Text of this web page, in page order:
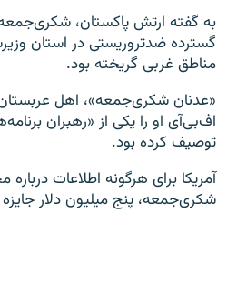
زبان‌های دیگر
به گفته ارتش پاکستان،
گسترده ضدتروریستی در استان
مناطق غربی گریخته بود.
«عدنان شکری‌جمعه»، اهل
اف‌بی‌آی او را یکی از «رهبران
توصیف کرده بود.
آمریکا برای هرگونه اطلاعات
شکری‌جمعه، پنج میلیون دلار